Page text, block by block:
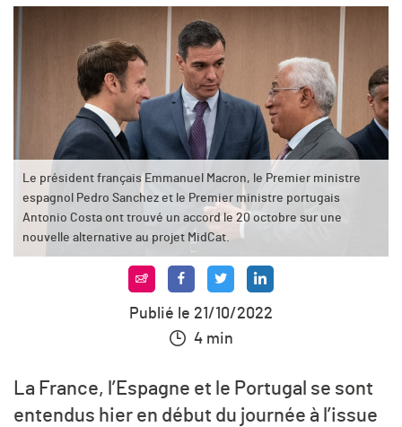
Le président français Emmanuel Macron, le Premier ministre
espagnol Pedro Sanchez et le Premier ministre portugais
Antonio Costa ont trouvé un accord le 20 octobre sur une
nouvelle alternative au projet MidCat.
Publié le 21/10/2022
4 min
La France, l’Espagne et le Portugal se sont
entendus hier en début du journée à l’issue